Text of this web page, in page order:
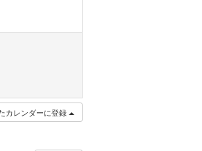
カレンダーに登録